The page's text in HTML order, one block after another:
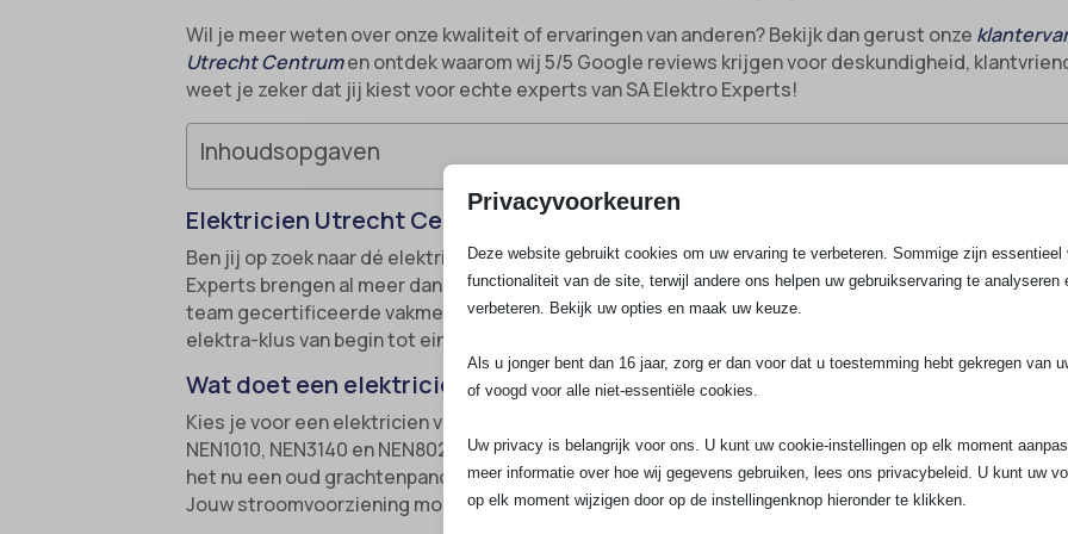
Wil je meer weten over onze kwaliteit of ervaringen van anderen? Bekijk dan gerust onze
Utrecht Centrumen ontdek waarom wij 5/5 Google reviews krijgen voor deskundigheid,
weet je zeker dat jij kiest voor echte experts van SA Elektro Experts!
Inhoudsopgaven
Elektricien Utrecht Centrum: Jouw specialist in elektra voor hartje Utrecht
Ben jij op zoek naar dé elektricien Utrecht Centrum waar deskundigheid, snelheid en transparantie
Experts brengen al meer dan twintig jaar innovatieve elektrotechnische oplossingen naar het
team gecertificeerde vakmensen, een flexibele 24/7 aanpak en oog voor zowel moderne als
elektra-klus van begin tot eind.
Wat doet een elektricien Utrecht Centrum allemaal?
Kies je voor een elektricien van SA Elektro Experts in Utrecht, dan ga je voor meer dan draadje
NEN1010, NEN3140 en NEN8025 gecertificeerd en leveren complete, veilige elektrische
het nu een oud grachtenpand betreft, een nieuwbouw loft aan het Ledig Erf of een hippe horeca
Jouw stroomvoorziening moet niet alleen werken, maar ook heel veilig en toekomstgericht zijn.
Privacyvoorkeuren
Deze website gebruikt cookies om uw ervaring te verbeteren. Sommige zijn essentieel
functionaliteit van de site, terwijl andere ons helpen uw gebruikservaring te analyseren
verbeteren. Bekijk uw opties en maak uw keuze.
Als u jonger bent dan 16 jaar, zorg er dan voor dat u toestemming hebt gekregen van
of voogd voor alle niet-essentiële cookies.
Uw privacy is belangrijk voor ons. U kunt uw cookie-instellingen op elk moment
meer informatie over hoe wij gegevens gebruiken, lees ons privacybeleid. U kunt uw
op elk moment wijzigen door op de instellingenknop hieronder te klikken.